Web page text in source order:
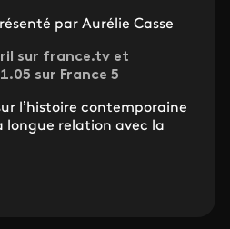
par Aurélie Casse
sur france.tv et
sur France 5
l’histoire contemporaine
longue relation avec la